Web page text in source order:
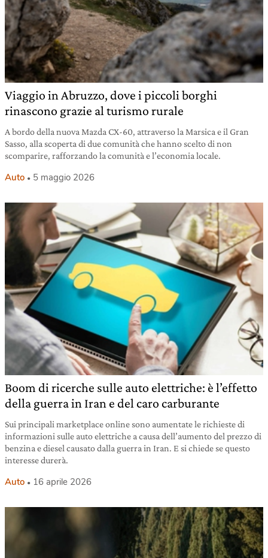
Viaggio in Abruzzo, dove i piccoli borghi
rinascono grazie al turismo rurale
A bordo della nuova Mazda CX-60, attraverso la Marsica e il Gran
Sasso, alla scoperta di due comunità che hanno scelto di non
scomparire, rafforzando la comunità e l’economia locale.
Auto 5 maggio 2026
Boom di ricerche sulle auto elettriche: è l’effetto
della guerra in Iran e del caro carburante
Sui principali marketplace online sono aumentate le richieste di
informazioni sulle auto elettriche a causa dell’aumento del prezzo di
benzina e diesel causato dalla guerra in Iran. E si chiede se questo
interesse durerà.
Auto 16 aprile 2026